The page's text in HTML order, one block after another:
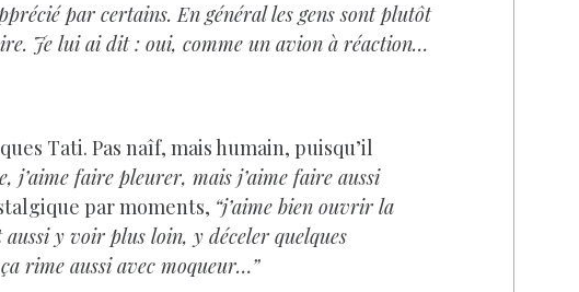
par certains. En général les gens sont plutôt
Je lui ai dit : oui, comme un avion à réaction…
Tati. Pas naîf, mais humain, puisqu’il
j’aime faire pleurer, mais j’aime faire aussi
par moments, “j’aime bien ouvrir la
y voir plus loin, y déceler quelques
rime aussi avec moqueur…”